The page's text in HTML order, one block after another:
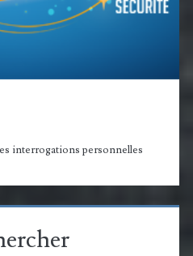
interrogations personnelles